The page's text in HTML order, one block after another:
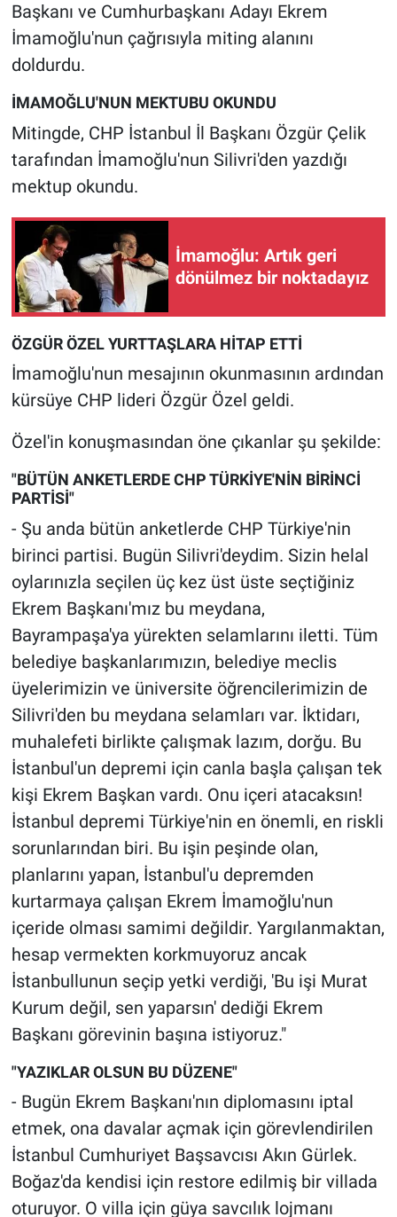
Başkanı ve Cumhurbaşkanı Adayı Ekrem
İmamoğlu'nun çağrısıyla miting alanını
doldurdu.
İMAMOĞLU'NUN MEKTUBU OKUNDU
Mitingde, CHP İstanbul İl Başkanı Özgür Çelik
tarafından İmamoğlu'nun Silivri'den yazdığı
mektup okundu.
İmamoğlu: Artık geri
dönülmez bir noktadayız
ÖZGÜR ÖZEL YURTTAŞLARA HİTAP ETTİ
İmamoğlu'nun mesajının okunmasının ardından
kürsüye CHP lideri Özgür Özel geldi.
Özel'in konuşmasından öne çıkanlar şu şekilde:
"BÜTÜN ANKETLERDE CHP TÜRKİYE'NİN BİRİNCİ
PARTİSİ"
- Şu anda bütün anketlerde CHP Türkiye'nin
birinci partisi. Bugün Silivri'deydim. Sizin helal
oylarınızla seçilen üç kez üst üste seçtiğiniz
Ekrem Başkanı'mız bu meydana,
Bayrampaşa'ya yürekten selamlarını iletti. Tüm
belediye başkanlarımızın, belediye meclis
üyelerimizin ve üniversite öğrencilerimizin de
Silivri'den bu meydana selamları var. İktidarı,
muhalefeti birlikte çalışmak lazım, dorğu. Bu
İstanbul'un depremi için canla başla çalışan tek
kişi Ekrem Başkan vardı. Onu içeri atacaksın!
İstanbul depremi Türkiye'nin en önemli, en riskli
sorunlarından biri. Bu işin peşinde olan,
planlarını yapan, İstanbul'u depremden
kurtarmaya çalışan Ekrem İmamoğlu'nun
içeride olması samimi değildir. Yargılanmaktan,
hesap vermekten korkmuyoruz ancak
İstanbullunun seçip yetki verdiği, 'Bu işi Murat
Kurum değil, sen yaparsın' dediği Ekrem
Başkanı görevinin başına istiyoruz."
"YAZIKLAR OLSUN BU DÜZENE"
- Bugün Ekrem Başkanı'nın diplomasını iptal
etmek, ona davalar açmak için görevlendirilen
İstanbul Cumhuriyet Başsavcısı Akın Gürlek.
Boğaz'da kendisi için restore edilmiş bir villada
oturuyor. O villa için güya savcılık lojmanı
Nedir
Popüler
Programlar
Sağlık
Teknoloji
Türkiye'nin Geleceği
Türkiye'nin Gündemi
Yerel Gündem
Yerel Yaşam
Canlı Yayın